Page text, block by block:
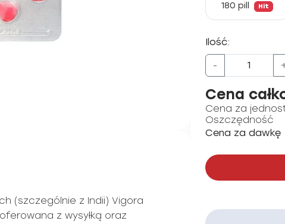
(szczególnie z Indii) Vigora
z wysyłką oraz
180 pill Hit
Ilość:
-
Cena
Cena za
Oszczędność
Cena za dawkę